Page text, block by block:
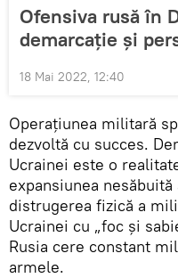
Ofensiva rusă în
demarcație și
18 Mai 2022, 12:40
Operațiunea militară
dezvoltă cu succes.
Ucrainei este o
expansiunea
distrugerea fizică a
Ucrainei cu „foc și
Rusia cere constant
armele.